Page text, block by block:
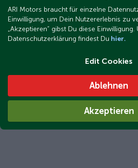
ARI Motors braucht für einzelne
Einwilligung, um Dein Nutzererlebnis zu
„Akzeptieren“ gibst Du diese Einwilligung.
Datenschutzerklärung findest Du hier.
Edit Cookies
Ablehnen
Akzeptieren